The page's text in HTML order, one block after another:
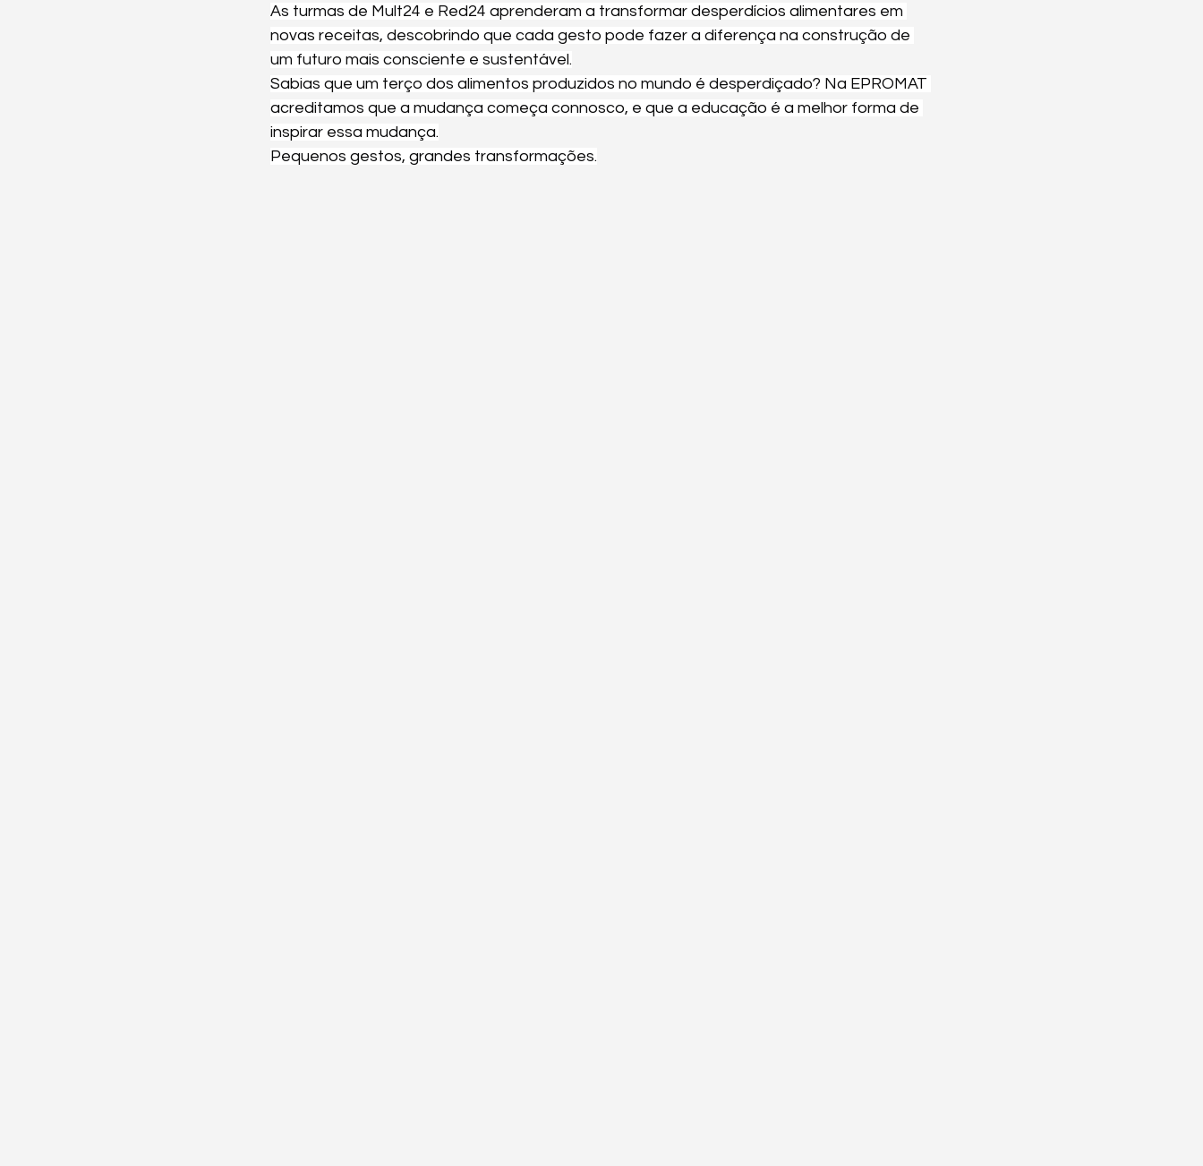
As turmas de Mult24 e Red24 aprenderam a transformar desperdícios alimentares em
novas receitas, descobrindo que cada gesto pode fazer a diferença na construção de
um futuro mais consciente e sustentável.
Sabias que um terço dos alimentos produzidos no mundo é desperdiçado? Na EPROMAT
acreditamos que a mudança começa connosco, e que a educação é a melhor forma de
inspirar essa mudança.
Pequenos gestos, grandes transformações.